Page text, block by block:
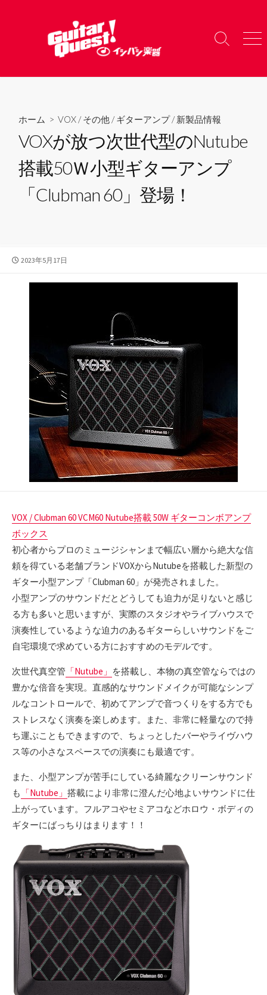
へ
検
り
メ
ー
ホーム > VOX /その他 /ギターアンプ/新製品情報
VOXが放つ次世代型のNutube
搭載50Ｗ小型ギターアンプ
「Clubman 60」登場！
公
2023年5月17日
VOX / Clubman 60 VCM60 Nutube搭載 50W ギターコンボアンプ
ボックス
初心者からプロのミュージシャンまで幅広い層から絶大な信
頼を得ている老舗ブランドVOXからNutubeを搭載した新型の
ギター小型アンプ「Clubman 60」が発売されました。
小型アンプのサウンドだとどうしても迫力が足りないと感じ
る方も多いと思いますが、実際のスタジオやライブハウスで
演奏性しているような迫力のあるギターらしいサウンドをご
自宅環境で求めている方におすすめのモデルです。
次世代真空管 「Nutube」 を搭載し、本物の真空管ならではの
豊かな倍音を実現。直感的なサウンドメイクが可能なシンプ
ルなコントロールで、初めてアンプで音つくりをする方でも
ストレスなく演奏を楽しめます。また、非常に軽量なので持
ち運ぶこともできますので、ちょっとしたバーやライヴハウ
ス等の小さなスペースでの演奏にも最適です。
また、小型アンプが苦手にしている綺麗なクリーンサウンド
も 「Nutube」 搭載により非常に澄んだ心地よいサウンドに仕
上がっています。フルアコやセミアコなどホロウ・ボディの
ギターにばっちりはまります！！